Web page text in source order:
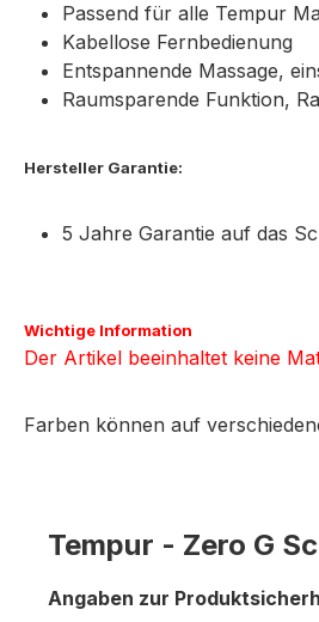
Passend für alle Tempur
Kabellose Fernbedienung
Entspannende Massage,
Raumsparende Funktion,
Hersteller Garantie:
5 Jahre Garantie auf das
Wichtige Information
Der Artikel beeinhaltet keine
Farben können auf
Tempur - Zero G
Angaben zur